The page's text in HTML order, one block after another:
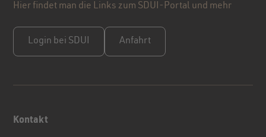
Hier findet man die Links zum SDUI-Portal und mehr
Login bei SDUI Anfahrt
Kontakt